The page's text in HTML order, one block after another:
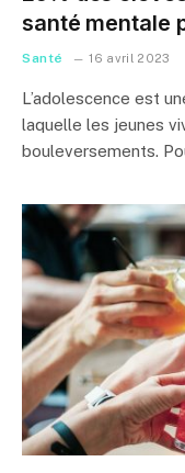
santé mentale
Santé 16 avril 2023
L’adolescence est
laquelle les jeunes
bouleversements.